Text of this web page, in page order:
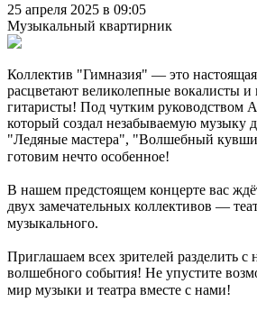
25 апреля 2025 в 09:05
Музыкальный квартирник
Коллектив "Гимназия" — это настоящая
расцветают великолепные вокалисты и
гитаристы! Под чутким руководством
который создал незабываемую музыку
"Ледяные мастера", "Волшебный
готовим нечто особенное!⠀
В нашем предстоящем концерте вас
двух замечательных коллективов —
музыкального. ⠀
Приглашаем всех зрителей разделить с
волшебного события! Не упустите
мир музыки и театра вместе с нами! ⠀